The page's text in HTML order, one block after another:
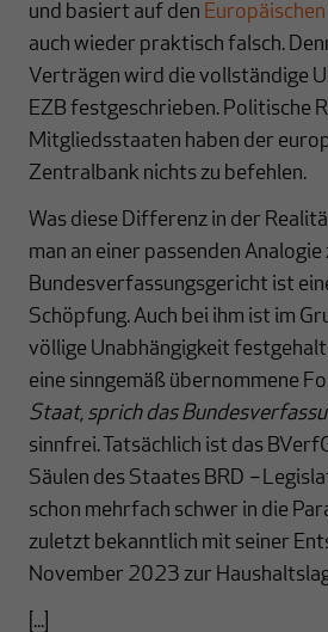
und basiert auf den
auch wieder praktisch falsch.
Verträgen wird die vollständige
EZB festgeschrieben. Politische
Mitgliedsstaaten haben der
Zentralbank nichts zu befehlen.
Was diese Differenz in der
man an einer passenden Analogie
Bundesverfassungsgericht ist
Schöpfung. Auch bei ihm ist im
völlige Unabhängigkeit
eine sinngemäß übernommene
Staat, sprich das
sinnfrei. Tatsächlich ist das
Säulen des Staates BRD –
schon mehrfach schwer in die
zuletzt bekanntlich mit seiner
November 2023 zur
[...]